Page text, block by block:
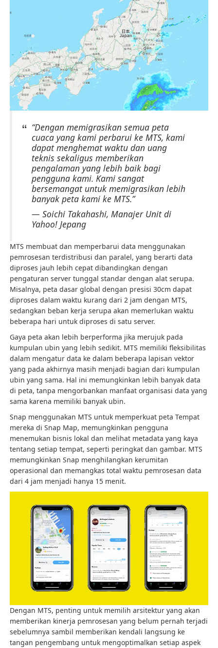
“Dengan memigrasikan semua peta
cuaca yang kami perbarui ke MTS, kami
dapat menghemat waktu dan uang
teknis sekaligus memberikan
pengalaman yang lebih baik bagi
pengguna kami. Kami sangat
bersemangat untuk memigrasikan lebih
banyak peta kami ke MTS.”
— Soichi Takahashi, Manajer Unit di
Yahoo! Jepang
MTS membuat dan memperbarui data menggunakan
pemrosesan terdistribusi dan paralel, yang berarti data
diproses jauh lebih cepat dibandingkan dengan
pengaturan server tunggal standar dengan alat serupa.
Misalnya, peta dasar global dengan presisi 30cm dapat
diproses dalam waktu kurang dari 2 jam dengan MTS,
sedangkan beban kerja serupa akan memerlukan waktu
beberapa hari untuk diproses di satu server.
Gaya peta akan lebih berperforma jika merujuk pada
kumpulan ubin yang lebih sedikit. MTS memiliki fleksibilitas
dalam mengatur data ke dalam beberapa lapisan vektor
yang pada akhirnya masih menjadi bagian dari kumpulan
ubin yang sama. Hal ini memungkinkan lebih banyak data
di peta, tanpa mengorbankan manfaat organisasi data yang
sama karena memiliki banyak ubin.
Snap menggunakan MTS untuk memperkuat peta Tempat
mereka di Snap Map, memungkinkan pengguna
menemukan bisnis lokal dan melihat metadata yang kaya
tentang setiap tempat, seperti peringkat dan gambar. MTS
memungkinkan Snap menghilangkan kerumitan
operasional dan memangkas total waktu pemrosesan data
dari 4 jam menjadi hanya 15 menit.
Dengan MTS, penting untuk memilih arsitektur yang akan
memberikan kinerja pemrosesan yang belum pernah terjadi
sebelumnya sambil memberikan kendali langsung ke
tangan pengembang untuk mengoptimalkan setiap aspek